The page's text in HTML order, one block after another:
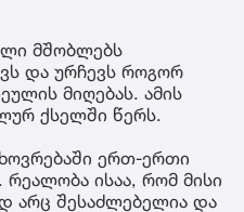
მშობლებს
და ურჩევს როგორ
მიღებას. ამის
ქსელში წერს.
ერთ-ერთი
რეალობა ისაა, რომ მისი
არც შესაძლებელია და